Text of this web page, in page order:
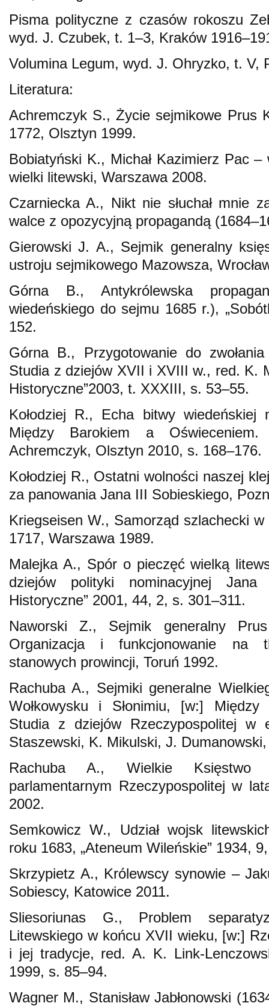
Pisma polityczne z czasów rokoszu
wyd. J. Czubek, t. 1–3, Kraków
Volumina Legum, wyd. J. Ohryzko, t. V,
Literatura:
Achremczyk S., Życie sejmikowe Prus
1772, Olsztyn 1999.
Bobiatyński K., Michał Kazimierz Pac
wielki litewski, Warszawa 2008.
Czarniecka A., Nikt nie słuchał mnie
walce z opozycyjną propagandą
Gierowski J. A., Sejmik generalny
ustroju sejmikowego Mazowsza,
Górna B., Antykrólewska
wiedeńskiego do sejmu 1685 r.),
152.
Górna B., Przygotowanie do
Studia z dziejów XVII i XVIII w., red. K.
Historyczne”2003, t. XXXIII, s. 53–55.
Kołodziej R., Echa bitwy
Między Barokiem a
Achremczyk, Olsztyn 2010, s. 168–176.
Kołodziej R., Ostatni wolności naszej
za panowania Jana III Sobieskiego,
Kriegseisen W., Samorząd szlachecki w
1717, Warszawa 1989.
Malejka A., Spór o pieczęć wielką
dziejów polityki nominacyjnej
Historyczne” 2001, 44, 2, s. 301–311.
Naworski Z., Sejmik generalny
Organizacja i funkcjonowanie na
stanowych prowincji, Toruń 1992.
Rachuba A., Sejmiki generalne
Wołkowysku i Słonimiu, [w:]
Studia z dziejów Rzeczypospolitej w
Staszewski, K. Mikulski, J.
Rachuba A., Wielkie Księstwo
parlamentarnym Rzeczypospolitej w
2002.
Semkowicz W., Udział wojsk
roku 1683, „Ateneum Wileńskie” 1934,
Skrzypietz A., Królewscy synowie –
Sobiescy, Katowice 2011.
Sliesoriunas G., Problem
Litewskiego w końcu XVII wieku, [w:]
i jej tradycje, red. A. K. Link-
1999, s. 85–94.
Wagner M., Stanisław Jabłonowski